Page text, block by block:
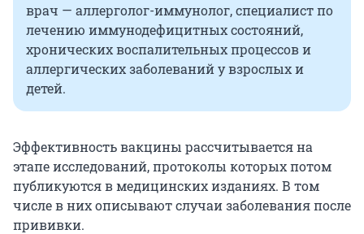
врач — аллерголог-иммунолог, специалист по
лечению иммунодефицитных состояний,
хронических воспалительных процессов и
аллергических заболеваний у взрослых и
детей.
Эффективность вакцины рассчитывается на
этапе исследований, протоколы которых потом
публикуются в медицинских изданиях. В том
числе в них описывают случаи заболевания после
прививки.